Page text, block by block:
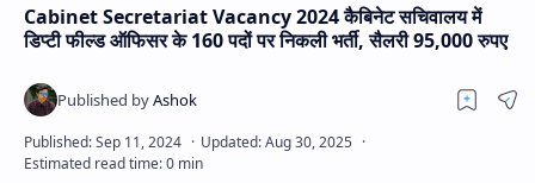
Cabinet Secretariat Vacancy 2024 कैबिनेट सचिवालय में
डिप्टी फील्ड ऑफिसर के 160 पदों पर निकली भर्ती, सैलरी 95,000 रुपए